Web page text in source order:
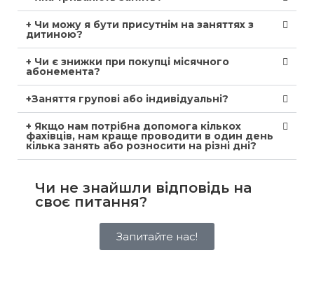
+ Чи можу я бути присутнім на заняттях з
дитиною?
+ Чи є знижки при покупці місячного
абонемента?
+Заняття групові або індивідуальні?
+ Якщо нам потрібна допомога кількох
фахівців, нам краще проводити в один день
кілька занять або розносити на різні дні?
Чи не знайшли відповідь на
своє питання?
Запитайте нас!